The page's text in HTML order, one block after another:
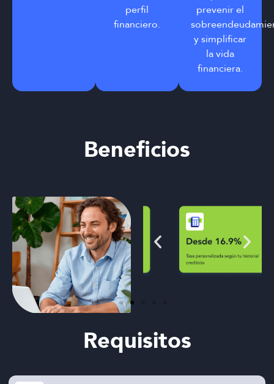
perfil
financiero.
prevenir el
y simplificar
la vida
financiera.
Beneficios
Requisitos